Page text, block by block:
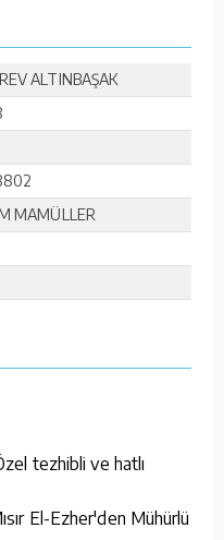
ALTINBAŞAK
MAMÜLLER
tezhibli ve hatlı
El-Ezher'den Mühürlü